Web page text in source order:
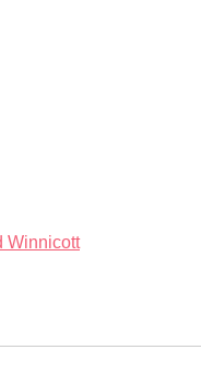
Winnicott